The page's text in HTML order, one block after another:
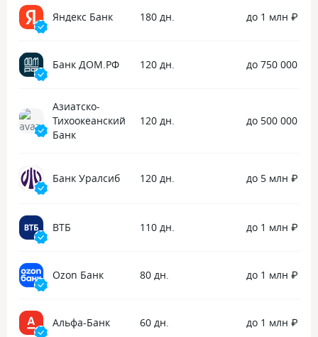
Яндекс Банк 180 дн. до 1 млн ₽
Банк ДОМ.РФ 120 дн. до 750 000 ₽
Азиатско-
Тихоокеанский
Банк
120 дн. до 500 000 ₽
Банк Уралсиб 120 дн. до 5 млн ₽
ВТБ 110 дн. до 1 млн ₽
Ozon Банк 80 дн. до 1 млн ₽
Альфа-Банк 60 дн. до 1 млн ₽